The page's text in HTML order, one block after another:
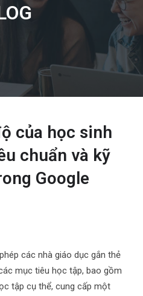
của học sinh
chuẩn và kỹ
Google
các nhà giáo dục gắn thẻ
mục tiêu học tập, bao gồm
tập cụ thể, cung cấp một